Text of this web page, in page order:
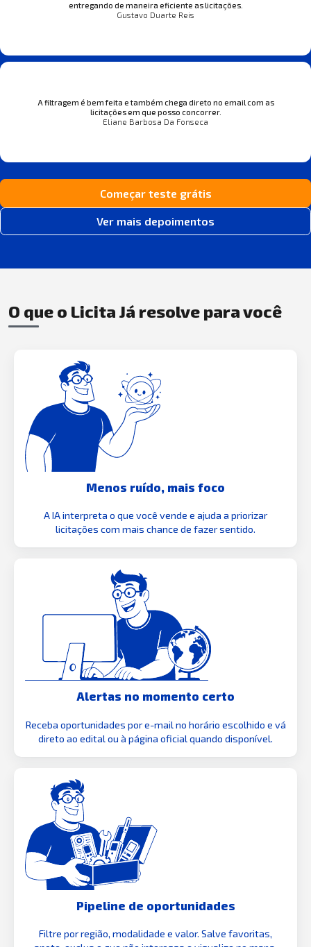
entregando de maneira eficiente as licitações.
Gustavo Duarte Reis
A filtragem é bem feita e também chega direto no email com as
licitações em que posso concorrer.
Eliane Barbosa Da Fonseca
Começar teste grátis
Ver mais depoimentos
O que o Licita Já resolve para você
Menos ruído, mais foco
A IA interpreta o que você vende e ajuda a priorizar
licitações com mais chance de fazer sentido.
Alertas no momento certo
Receba oportunidades por e-mail no horário escolhido e vá
direto ao edital ou à página oficial quando disponível.
Pipeline de oportunidades
Filtre por região, modalidade e valor. Salve favoritas,